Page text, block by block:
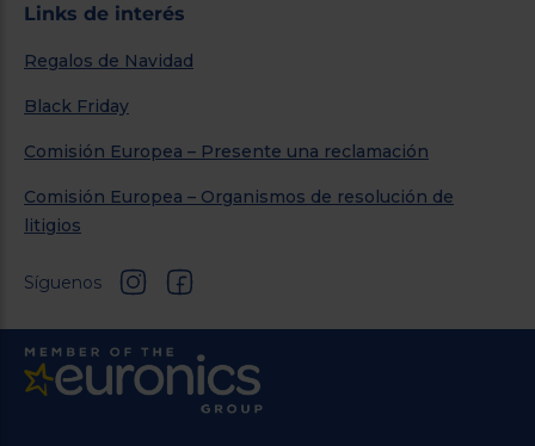
Links de interés
Regalos de Navidad
Black Friday
Comisión Europea – Presente una reclamación
Comisión Europea – Organismos de resolución de
litigios
Síguenos